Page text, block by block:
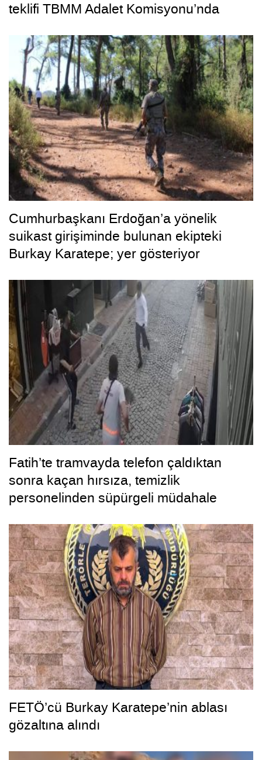
teklifi TBMM Adalet Komisyonu’nda
Cumhurbaşkanı Erdoğan’a yönelik
suikast girişiminde bulunan ekipteki
Burkay Karatepe; yer gösteriyor
Fatih’te tramvayda telefon çaldıktan
sonra kaçan hırsıza, temizlik
personelinden süpürgeli müdahale
FETÖ’cü Burkay Karatepe’nin ablası
gözaltına alındı